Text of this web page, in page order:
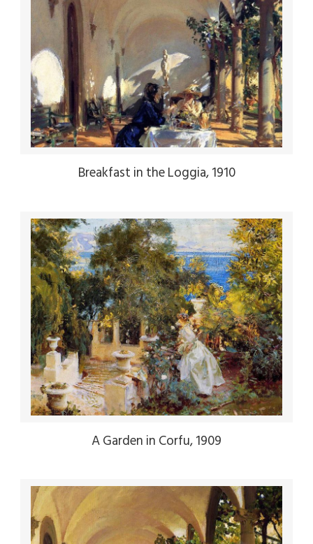
Breakfast in the Loggia, 1910
A Garden in Corfu, 1909